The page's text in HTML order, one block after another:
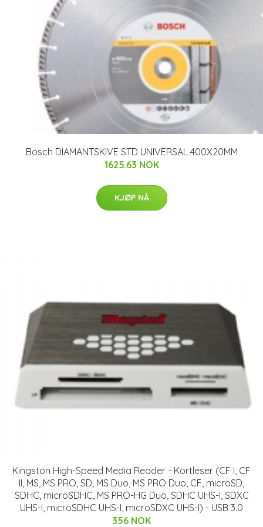
Bosch DIAMANTSKIVE STD UNIVERSAL 400X20MM
1625.63 NOK
KJØP NÅ
Kingston High-Speed Media Reader - Kortleser (CF I, CF
II, MS, MS PRO, SD, MS Duo, MS PRO Duo, CF, microSD,
SDHC, microSDHC, MS PRO-HG Duo, SDHC UHS-I, SDXC
UHS-I, microSDHC UHS-I, microSDXC UHS-I) - USB 3.0
356 NOK